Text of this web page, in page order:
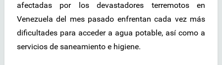
afectadas por los devastadores terremotos en
Venezuela del mes pasado enfrentan cada vez más
dificultades para acceder a agua potable, así como a
servicios de saneamiento e higiene.